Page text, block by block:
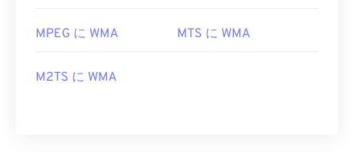
MPEG に WMA MTS に WMA
M2TS に WMA